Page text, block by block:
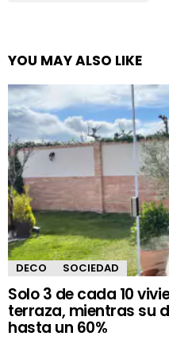
YOU MAY ALSO LIKE
DECO SOCIEDAD
Solo 3 de cada 10
terraza, mientras su
hasta un 60%